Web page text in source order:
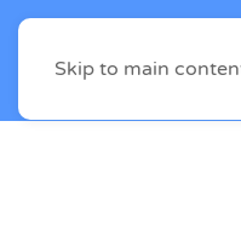
Skip to main